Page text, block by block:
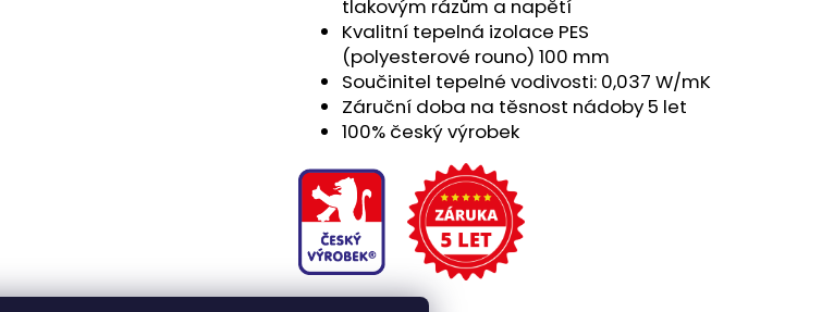
tlakovým rázům a napětí
Kvalitní tepelná izolace PES
(polyesterové rouno) 100 mm
Součinitel tepelné vodivosti: 0,037 W/mK
Záruční doba na těsnost nádoby 5 let
100% český výrobek